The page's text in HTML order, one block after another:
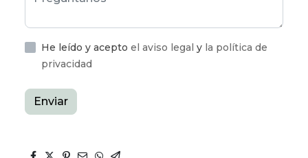
He leído y acepto el aviso legal y la política de
privacidad
Enviar